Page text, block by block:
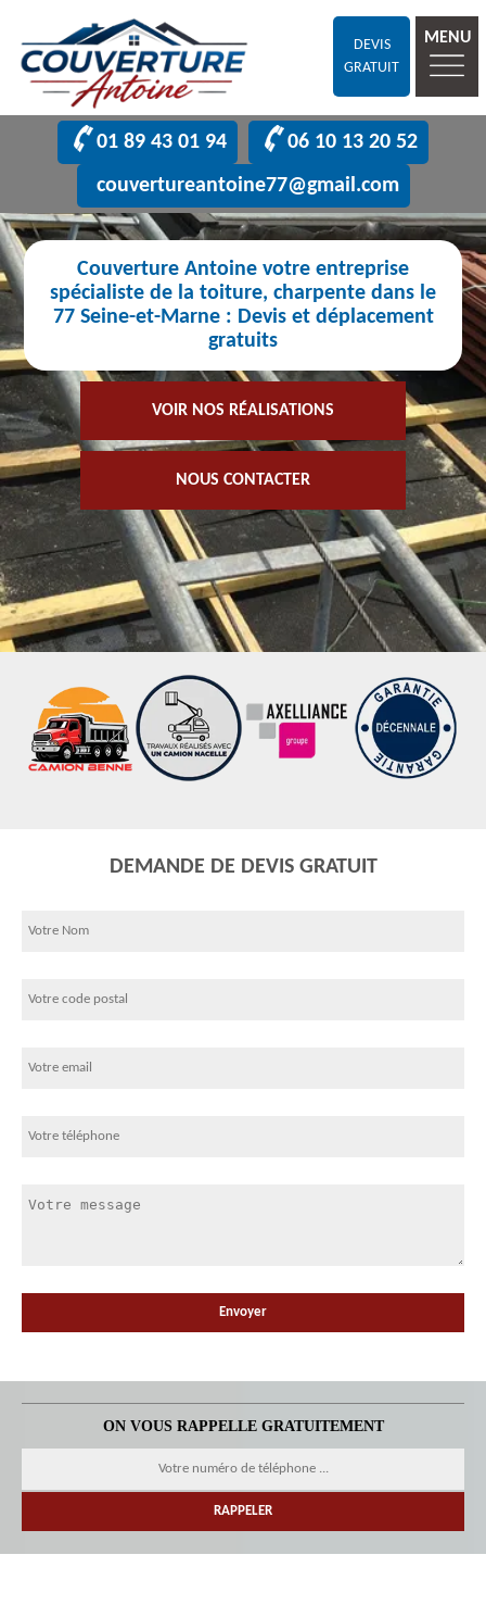
DEVIS
GRATUIT
MENU
01 89 43 01 94
06 10 13 20 52
couvertureantoine77@gmail.com
Couverture Antoine votre entreprise
spécialiste de la toiture, charpente dans le
77 Seine-et-Marne : Devis et déplacement
gratuits
VOIR NOS RÉALISATIONS
NOUS CONTACTER
DEMANDE DE DEVIS GRATUIT
ON VOUS RAPPELLE GRATUITEMENT